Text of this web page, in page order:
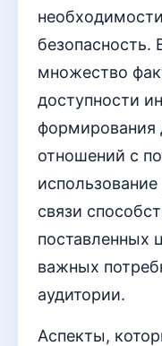
безопасность.
множество
доступности
формирования
отношений с
связи
поставленных
важных
аудитории.
Аспекты,